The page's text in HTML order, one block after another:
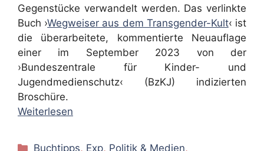
Gegenstücke verwandelt werden. Das verlinkte
Buch ›Wegweiser aus dem Transgender-Kult‹ ist
die überarbeitete, kommentierte Neuauflage
einer im September 2023 von der
›Bundeszentrale für Kinder- und
Jugendmedienschutz‹ (BzKJ) indizierten
Broschüre.
Weiterlesen
Kategorien
Buchtipps, Exp, Politik & Medien,